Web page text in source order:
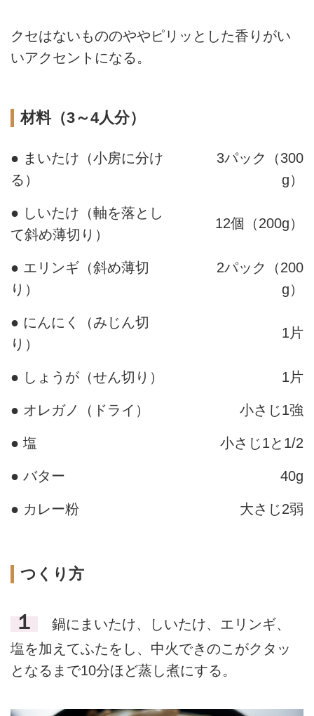
クセはないもののややピリッとした香りがい
いアクセントになる。
材料（3～4人分）
● まいたけ（小房に分け
る）
3パック（300
g）
● しいたけ（軸を落とし
て斜め薄切り）
12個（200g）
● エリンギ（斜め薄切
り）
2パック（200
g）
● にんにく（みじん切
り）
1片
● しょうが（せん切り） 1片
● オレガノ（ドライ） 小さじ1強
● 塩 小さじ1と1/2
● バター 40g
● カレー粉 大さじ2弱
つくり方
１
鍋にまいたけ、しいたけ、エリンギ、
塩を加えてふたをし、中火できのこがクタッ
となるまで10分ほど蒸し煮にする。